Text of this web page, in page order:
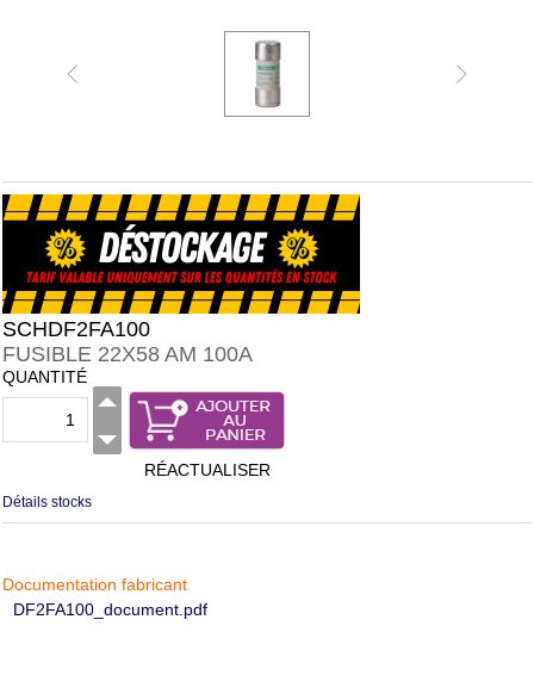
SCHDF2FA100
FUSIBLE 22X58 AM 100A
QUANTITÉ
RÉACTUALISER
Détails stocks
Documentation fabricant
DF2FA100_document.pdf